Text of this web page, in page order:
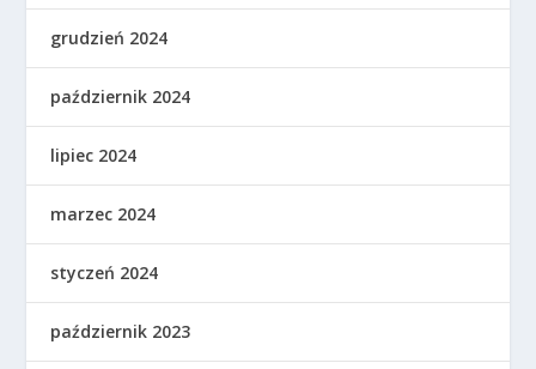
grudzień 2024
październik 2024
lipiec 2024
marzec 2024
styczeń 2024
październik 2023